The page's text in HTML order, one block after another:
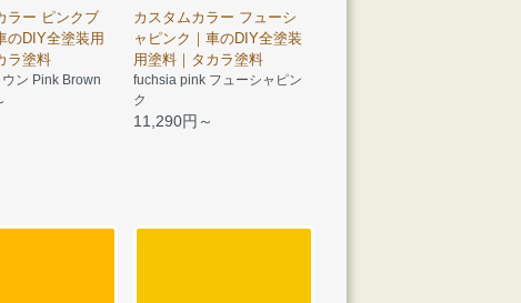
ラー ピンクブ
のDIY全塗装用
ラ塗料
ン Pink Brown
カスタムカラー フューシ
ャピンク｜車のDIY全塗装
用塗料｜タカラ塗料
fuchsia pink フューシャピン
ク
11,290円～